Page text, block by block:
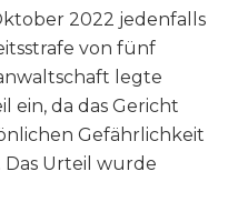
2022 jedenfalls
von fünf
legte
ein, da das Gericht
Gefährlichkeit
Urteil wurde